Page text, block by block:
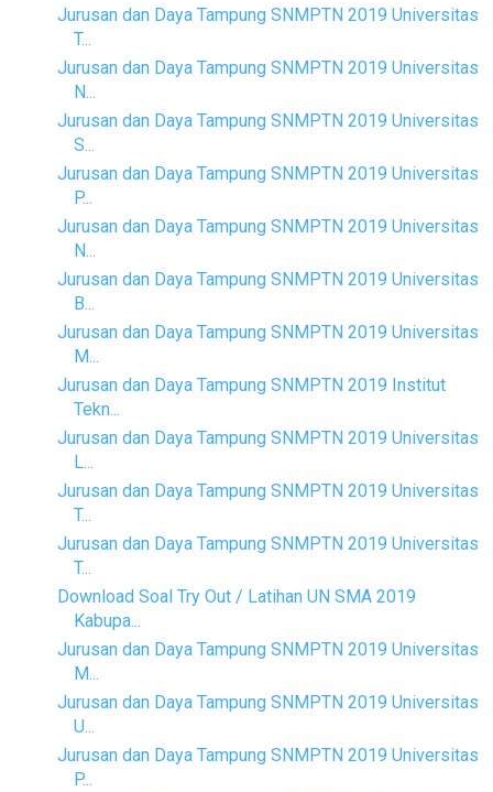
Jurusan dan Daya Tampung SNMPTN 2019 Universitas
T...
Jurusan dan Daya Tampung SNMPTN 2019 Universitas
N...
Jurusan dan Daya Tampung SNMPTN 2019 Universitas
S...
Jurusan dan Daya Tampung SNMPTN 2019 Universitas
P...
Jurusan dan Daya Tampung SNMPTN 2019 Universitas
N...
Jurusan dan Daya Tampung SNMPTN 2019 Universitas
B...
Jurusan dan Daya Tampung SNMPTN 2019 Universitas
M...
Jurusan dan Daya Tampung SNMPTN 2019 Institut
Tekn...
Jurusan dan Daya Tampung SNMPTN 2019 Universitas
L...
Jurusan dan Daya Tampung SNMPTN 2019 Universitas
T...
Jurusan dan Daya Tampung SNMPTN 2019 Universitas
T...
Download Soal Try Out / Latihan UN SMA 2019
Kabupa...
Jurusan dan Daya Tampung SNMPTN 2019 Universitas
M...
Jurusan dan Daya Tampung SNMPTN 2019 Universitas
U...
Jurusan dan Daya Tampung SNMPTN 2019 Universitas
P...